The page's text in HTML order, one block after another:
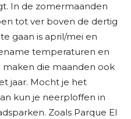
In de zomermaanden
tot ver boven de dertig
gaan is april/mei en
temperaturen en
maken die maanden ook
jaar. Mocht je het
kun je neerploffen in
Zoals Parque El